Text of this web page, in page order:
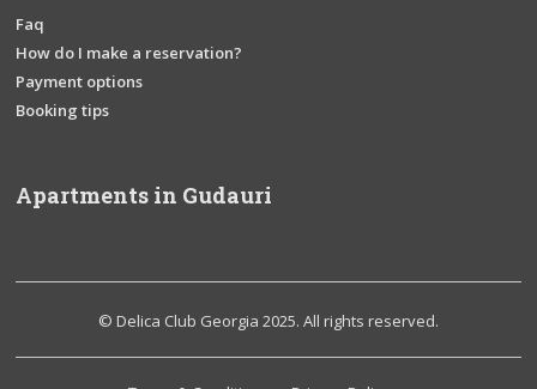
Faq
How do I make a reservation?
Payment options
Booking tips
Apartments in Gudauri
© Delica Club Georgia 2025. All rights reserved.